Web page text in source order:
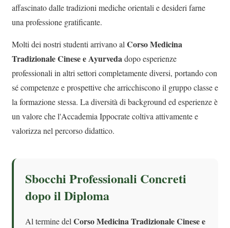
affascinato dalle tradizioni mediche orientali e desideri farne
una professione gratificante.
Molti dei nostri studenti arrivano al Corso Medicina
Tradizionale Cinese e Ayurvedadopo esperienze
professionali in altri settori completamente diversi, portando con
sé competenze e prospettive che arricchiscono il gruppo classe e
la formazione stessa. La diversità di background ed esperienze è
un valore che l'Accademia Ippocrate coltiva attivamente e
valorizza nel percorso didattico.
Sbocchi Professionali Concreti
dopo il Diploma
Al termine delCorso Medicina Tradizionale Cinese e